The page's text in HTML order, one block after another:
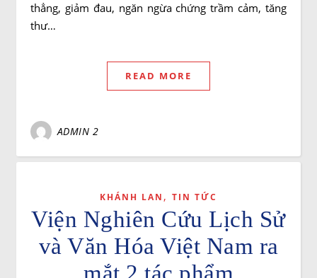
thẳng, giảm đau, ngăn ngừa chứng trầm cảm, tăng
thư…
READ MORE
ADMIN 2
KHÁNH LAN , TIN TỨC
Viện Nghiên Cứu Lịch Sử
và Văn Hóa Việt Nam ra